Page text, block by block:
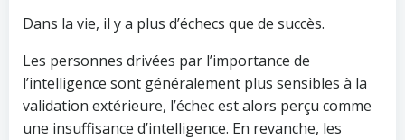
Dans la vie, il y a plus d’échecs que de succès.
Les personnes drivées par l’importance de
l’intelligence sont généralement plus sensibles à la
validation extérieure, l’échec est alors perçu comme
une insuffisance d’intelligence. En revanche, les